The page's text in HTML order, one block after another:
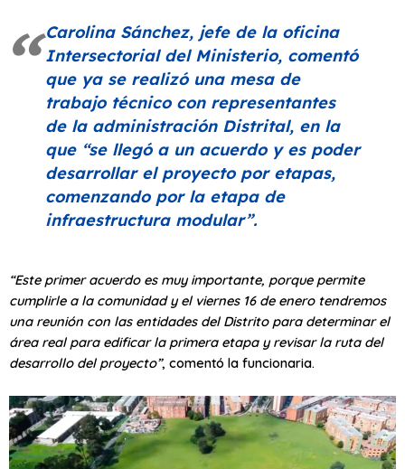
Carolina Sánchez, jefe de la oficina
Intersectorial del Ministerio, comentó
que ya se realizó una mesa de
trabajo técnico con representantes
de la administración Distrital, en la
que “se llegó a un acuerdo y es poder
desarrollar el proyecto por etapas,
comenzando por la etapa de
infraestructura modular”.
“Este primer acuerdo es muy importante, porque permite
cumplirle a la comunidad y el viernes 16 de enero tendremos
una reunión con las entidades del Distrito para determinar el
área real para edificar la primera etapa y revisar la ruta del
desarrollo del proyecto”, comentó la funcionaria.